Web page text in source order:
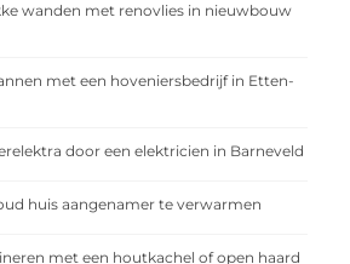
wanden met renovlies in nieuwbouw
met een hoveniersbedrijf in Etten-
door een elektricien in Barneveld
huis aangenamer te verwarmen
met een houtkachel of open haard